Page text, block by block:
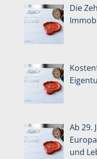
Die
Ab 29.
und